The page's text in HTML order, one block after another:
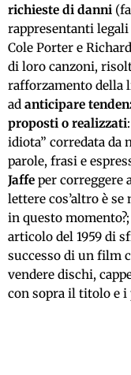
richieste di danni
rappresentanti
Cole Porter e
di loro canzoni,
rafforzamento della
ad anticipare
proposti o realizzati
idiota” corredata da
parole, frasi e
Jaffe per correggere
lettere cos’altro è
in questo
articolo del 1959 di
successo di un film
vendere dischi,
con sopra il titolo e i